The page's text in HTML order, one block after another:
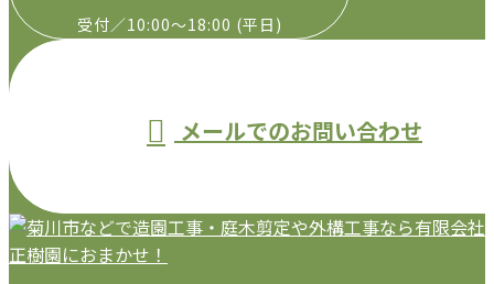
受付／10:00～18:00 (平日)
メールでのお問い合わせ